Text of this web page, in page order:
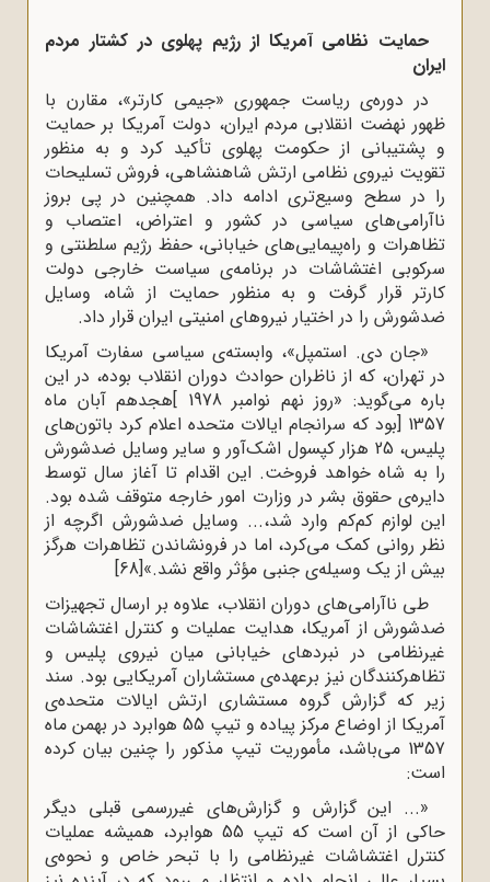
حمایت نظامی آمریکا از رژیم پهلوى در کشتار مردم
ایران
در دوره‌ى ریاست جمهورى «جیمى کارتر»، مقارن با
ظهور نهضت انقلابى مردم ایران، دولت آمریکا بر حمایت
و پشتیبانى از حکومت پهلوى تأکید کرد و به منظور
تقویت نیروى نظامى ارتش شاهنشاهى، فروش تسلیحات
را در سطح وسیع‌تری ادامه داد. همچنین در پى بروز
ناآرامى‌هاى سیاسى در کشور و اعتراض، اعتصاب و
تظاهرات و راه‌پیمایى‌هاى خیابانى، حفظ رژیم سلطنتى و
سرکوبى اغتشاشات در برنامه‌ى سیاست خارجى دولت
کارتر قرار گرفت و به منظور حمایت از شاه، وسایل
ضدشورش را در اختیار نیروهاى امنیتى ایران قرار داد.
«جان دى. استمپل»، وابسته‌ى سیاسى سفارت آمریکا
در تهران، که از ناظران حوادث دوران انقلاب بوده، در این
باره مى‌گوید: «روز نهم نوامبر 1978 ]هجدهم آبان ماه
1357 [بود که سرانجام ایالات متحده اعلام کرد باتون‌هاى
پلیس، 25 هزار کپسول اشک‌آور و سایر وسایل ضدشورش
را به شاه خواهد فروخت. این اقدام تا آغاز سال توسط
دایره‌ى حقوق بشر در وزارت امور خارجه متوقف شده بود.
این لوازم کم‌کم وارد شد،... وسایل ضدشورش اگرچه از
نظر روانى کمک مى‌کرد، اما در فرونشاندن تظاهرات هرگز
بیش از یک وسیله‌ى جنبى مؤثر واقع نشد.»[68]
طى ناآرامى‌هاى دوران انقلاب، علاوه بر ارسال تجهیزات
ضدشورش از آمریکا، هدایت عملیات و کنترل اغتشاشات
غیرنظامى در نبردهاى خیابانى میان نیروى پلیس و
تظاهرکنندگان نیز برعهده‌ى مستشاران آمریکایى بود. سند
زیر که گزارش گروه مستشارى ارتش ایالات متحده‌ى
آمریکا از اوضاع مرکز پیاده و تیپ 55 هوابرد در بهمن ماه
1357 مى‌باشد، مأموریت تیپ مذکور را چنین بیان کرده
است:
«... این گزارش و گزارش‌های غیررسمى قبلى دیگر
حاکى از آن است که تیپ 55 هوابرد، همیشه عملیات
کنترل اغتشاشات غیرنظامى را با تبحر خاص و نحوه‌ى